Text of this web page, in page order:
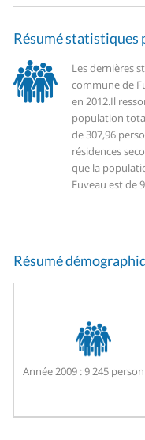
Résumé statistiques
Les dernières
commune de
en 2012.Il
population
de 307,96
résidences
que la
Fuveau est de
Résumé
Année 2009 :9 245